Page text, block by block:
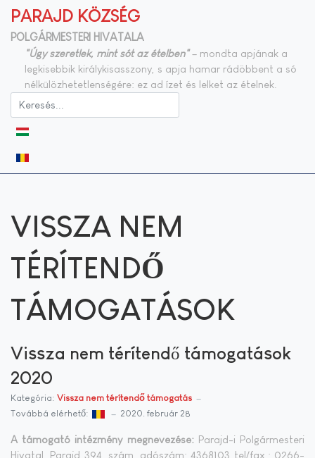
PARAJD KÖZSÉG
POLGÁRMESTERI HIVATALA
"Úgy szeretlek, mint sót az ételben"– mondta apjának a
legkisebbik királykisasszony, s apja hamar rádöbbent a só
nélkülözhetetlenségére: ez ad ízet és lelket az ételnek.
VISSZA NEM
TÉRÍTENDŐ
TÁMOGATÁSOK
Vissza nem térítendő támogatások
2020
Kategória: Vissza nem térítendő támogatás
Továbbá elérhető:
2020. február 28
A támogató intézmény megnevezése: Parajd-i Polgármesteri
Hivatal, Parajd 394. szám, adószám: 4368103 tel/fax.: 0266-